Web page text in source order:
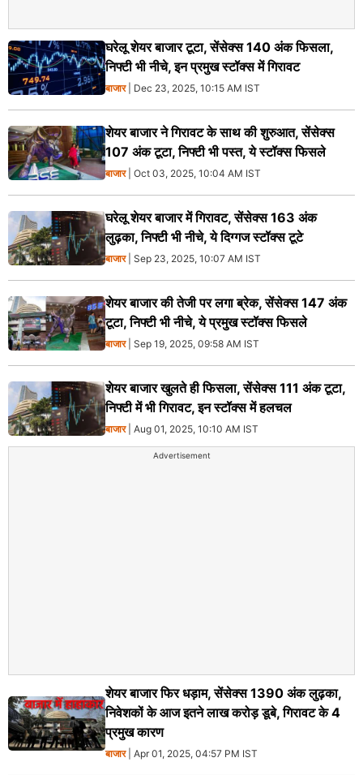
घरेलू शेयर बाजार टूटा, सेंसेक्स 140 अंक फिसला,
निफ्टी भी नीचे, इन प्रमुख स्टॉक्स में गिरावट
बाजार| Dec 23, 2025, 10:15 AM IST
शेयर बाजार ने गिरावट के साथ की शुरुआत, सेंसेक्स
107 अंक टूटा, निफ्टी भी पस्त, ये स्टॉक्स फिसले
बाजार| Oct 03, 2025, 10:04 AM IST
घरेलू शेयर बाजार में गिरावट, सेंसेक्स 163 अंक
लुढ़का, निफ्टी भी नीचे, ये दिग्गज स्टॉक्स टूटे
बाजार| Sep 23, 2025, 10:07 AM IST
शेयर बाजार की तेजी पर लगा ब्रेक, सेंसेक्स 147 अंक
टूटा, निफ्टी भी नीचे, ये प्रमुख स्टॉक्स फिसले
बाजार| Sep 19, 2025, 09:58 AM IST
शेयर बाजार खुलते ही फिसला, सेंसेक्स 111 अंक टूटा,
निफ्टी में भी गिरावट, इन स्टॉक्स में हलचल
बाजार| Aug 01, 2025, 10:10 AM IST
Advertisement
शेयर बाजार फिर धड़ाम, सेंसेक्स 1390 अंक लुढ़का,
निवेशकों के आज इतने लाख करोड़ डूबे, गिरावट के 4
प्रमुख कारण
बाजार| Apr 01, 2025, 04:57 PM IST